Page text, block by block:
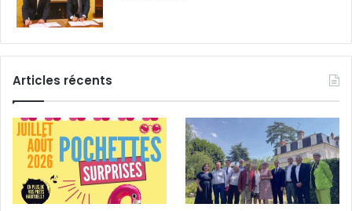
Articles récents